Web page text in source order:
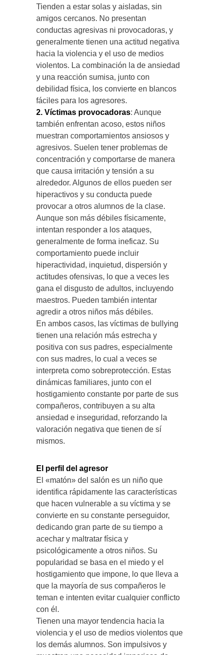
Tienden a estar solas y aisladas, sin
amigos cercanos. No presentan
conductas agresivas ni provocadoras, y
generalmente tienen una actitud negativa
hacia la violencia y el uso de medios
violentos. La combinación la de ansiedad
y una reacción sumisa, junto con
debilidad física, los convierte en blancos
fáciles para los agresores.
2. Víctimas provocadoras: Aunque
también enfrentan acoso, estos niños
muestran comportamientos ansiosos y
agresivos. Suelen tener problemas de
concentración y comportarse de manera
que causa irritación y tensión a su
alrededor. Algunos de ellos pueden ser
hiperactivos y su conducta puede
provocar a otros alumnos de la clase.
Aunque son más débiles físicamente,
intentan responder a los ataques,
generalmente de forma ineficaz. Su
comportamiento puede incluir
hiperactividad, inquietud, dispersión y
actitudes ofensivas, lo que a veces les
gana el disgusto de adultos, incluyendo
maestros. Pueden también intentar
agredir a otros niños más débiles.
En ambos casos, las víctimas de bullying
tienen una relación más estrecha y
positiva con sus padres, especialmente
con sus madres, lo cual a veces se
interpreta como sobreprotección. Estas
dinámicas familiares, junto con el
hostigamiento constante por parte de sus
compañeros, contribuyen a su alta
ansiedad e inseguridad, reforzando la
valoración negativa que tienen de sí
mismos.
El perfil del agresor
El «matón» del salón es un niño que
identifica rápidamente las características
que hacen vulnerable a su víctima y se
convierte en su constante perseguidor,
dedicando gran parte de su tiempo a
acechar y maltratar física y
psicológicamente a otros niños. Su
popularidad se basa en el miedo y el
hostigamiento que impone, lo que lleva a
que la mayoría de sus compañeros le
teman e intenten evitar cualquier conflicto
con él.
Tienen una mayor tendencia hacia la
violencia y el uso de medios violentos que
los demás alumnos. Son impulsivos y